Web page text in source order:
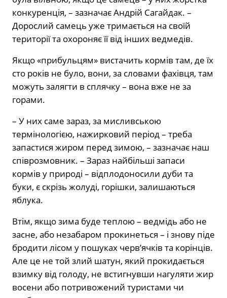
конкуренція, – зазначає Андрій Сагайдак. –
Дорослий самець уже тримається на своїй
території та охороняє її від інших ведмедів.
Якщо «прибульцям» вистачить кормів там, де їх
сто років не було, вони, за словами фахівця, там
можуть залягти в сплячку – вона вже не за
горами.
– У них саме зараз, за ​​мисливською
термінологією, нажирковий період – треба
запастися жиром перед зимою, – зазначає наш
співрозмовник. – Зараз найбільші запаси
кормів у природі – відплодоносили дуби та
буки, є скрізь жолуді, горішки, залишаються
яблука.
Втім, якщо зима буде теплою – ведмідь або не
засне, або незабаром прокинеться – і знову піде
бродити лісом у пошуках черв’ячків та корінців.
Але це не той злий шатун, який прокидається
взимку від голоду, не встигнувши нагуляти жир
восени або потривожений туристами чи